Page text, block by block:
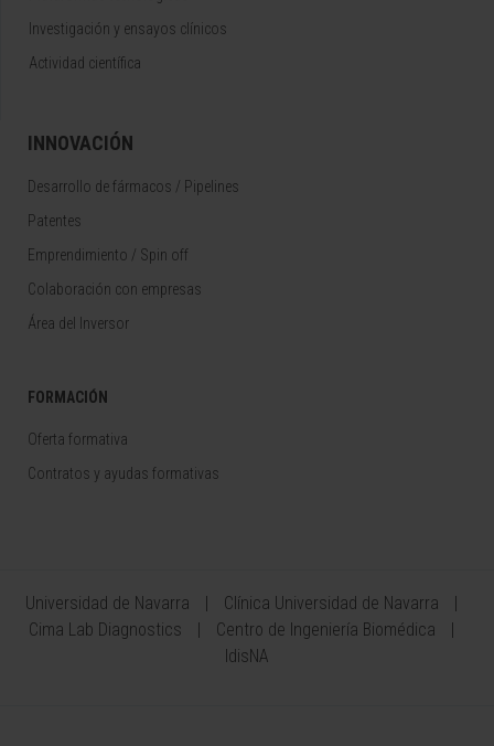
Investigación y ensayos clínicos
Actividad científica
INNOVACIÓN
Desarrollo de fármacos / Pipelines
Patentes
Emprendimiento / Spin off
Colaboración con empresas
Área del Inversor
FORMACIÓN
Oferta formativa
Contratos y ayudas formativas
Universidad de Navarra
Clínica Universidad de Navarra
Cima Lab Diagnostics
Centro de Ingeniería Biomédica
IdisNA